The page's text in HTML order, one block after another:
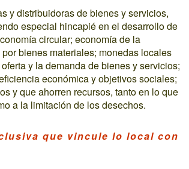
y distribuidoras de bienes y servicios,
especial hincapié en el desarrollo de
circular; economía de la
bienes materiales; monedas locales
y la demanda de bienes y servicios;
económica y objetivos sociales;
y que ahorren recursos, tanto en lo que
a la limitación de los desechos.
que vincule lo local con